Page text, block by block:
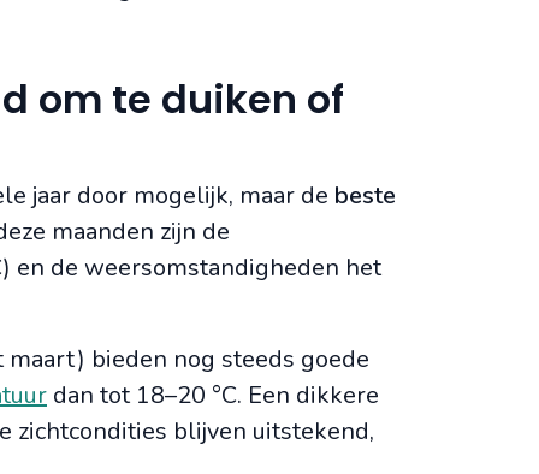
om te duiken of
jaar door mogelijk, maar de beste
maanden zijn de
en de weersomstandigheden het
bieden nog steeds goede
dan tot 18–20 °C. Een dikkere
zichtcondities blijven uitstekend,